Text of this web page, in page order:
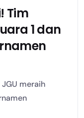
Tim
1 dan
meraih